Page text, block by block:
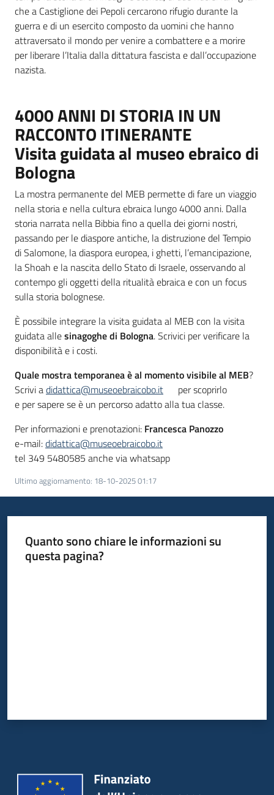
che a Castiglione dei Pepoli cercarono rifugio durante la
guerra e di un esercito composto da uomini che hanno
attraversato il mondo per venire a combattere e a morire
per liberare l’Italia dalla dittatura fascista e dall’occupazione
nazista.
4000 ANNI DI STORIA IN UN
RACCONTO ITINERANTE
Visita guidata al museo ebraico di
Bologna
La mostra permanente del MEB permette di fare un viaggio
nella storia e nella cultura ebraica lungo 4000 anni. Dalla
storia narrata nella Bibbia fino a quella dei giorni nostri,
passando per le diaspore antiche, la distruzione del Tempio
di Salomone, la diaspora europea, i ghetti, l’emancipazione,
la Shoah e la nascita dello Stato di Israele, osservando al
contempo gli oggetti della ritualità ebraica e con un focus
sulla storia bolognese.
È possibile integrare la visita guidata al MEB con la visita
guidata allesinagoghe di Bologna. Scrivici per verificare la
disponibilità e i costi.
Quale mostra temporanea è al momento visibile al MEB?
Scrivi adidattica@museoebraicobo.it
per scoprirlo
e per sapere se è un percorso adatto alla tua classe.
Per informazioni e prenotazioni: Francesca Panozzo
e-mail:didattica@museoebraicobo.it
tel 349 5480585 anche via whatsapp
Ultimo aggiornamento: 18-10-2025 01:17
Quanto sono chiare le informazioni su
questa pagina?